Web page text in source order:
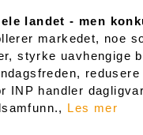
landet - men
markedet, noe
styrke uavhengige
redusere
handler
Les mer